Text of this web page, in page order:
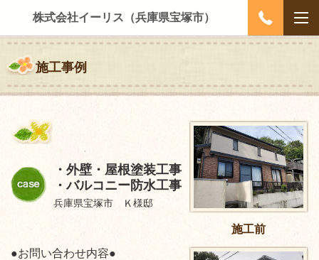
株式会社イーリス（兵庫県宝塚市）
施工事例
施工前
・外壁・屋根塗装工事
・バルコニー防水工事
兵庫県宝塚市 Ｋ様邸
●お問い合わせ内容●